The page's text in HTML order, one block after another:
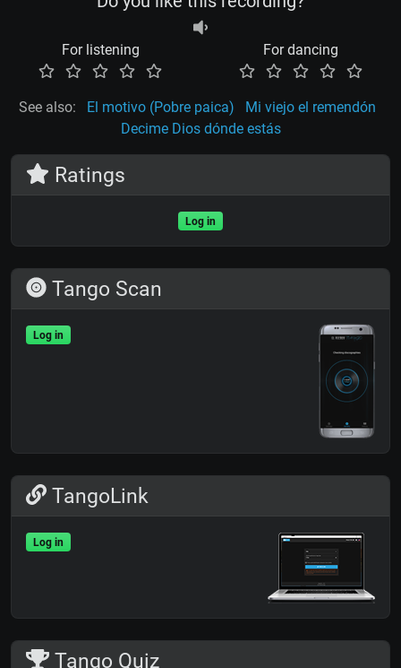
For listening For dancing
See also: El motivo (Pobre paica)
Mi viejo el remendón
Decime Dios dónde estás
Ratings
Log in
Tango Scan
Log in
TangoLink
Log in
Tango Quiz